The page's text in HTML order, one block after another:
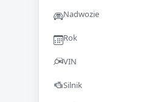
Nadwozie
Rok
VIN
Silnik